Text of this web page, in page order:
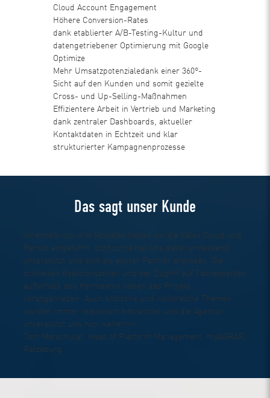
Cloud Account Engagement
Höhere Conversion-Rates
dank etablierter A/B-Testing-Kultur und
datengetriebener Optimierung mit Google
Optimize
Mehr Umsatzpotenzialedank einer 360°-
Sicht auf den Kunden und somit gezielte
Cross- und Up-Selling-Maßnahmen
Effizientere Arbeit in Vertrieb und Marketing
dank zentraler Dashboards, aktueller
Kontaktdaten in Echtzeit und klar
strukturierter Kampagnenprozesse
Das sagt unser Kunde
Innerhalb von drei Monaten haben wir die Sales Cloud und
Pardot eingeführt. dotSource hat uns dabei umfassend
unterstützt und sich als echter Partner erwiesen. Die
schnellen Reaktionszeiten und der Zugriff auf Fachexperten
außerhalb des Kernteams haben das Projekt
vorangetrieben. Auch kritische und risikoreiche Themen
wurden immer realistisch betrachtet und die Agentur
unterstützt uns nun weiterhin.
Tom Metschulat, Head of Platform Management, myAGRAR,
Ratzeburg